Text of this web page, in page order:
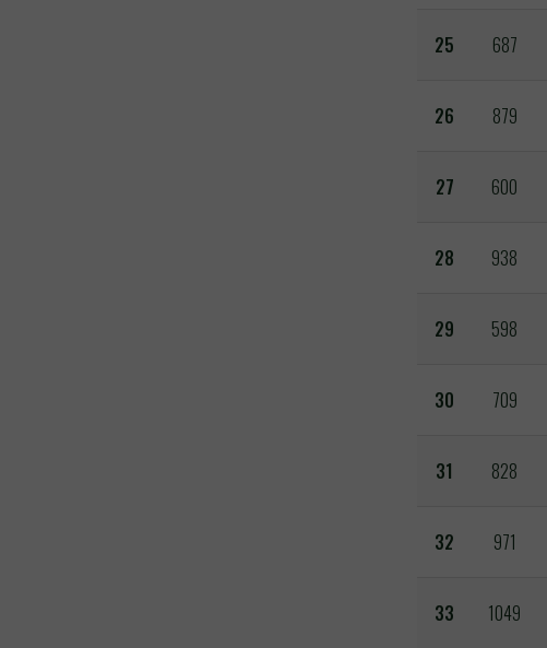
25 687
26 879
27 600
28 938
29 598
30 709
31 828
32 971
33 1049